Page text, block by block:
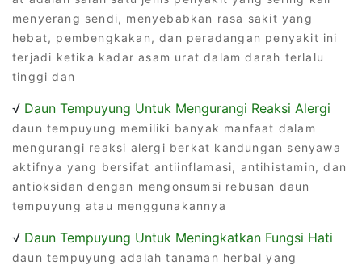
menyerang sendi, menyebabkan rasa sakit yang
hebat, pembengkakan, dan peradangan penyakit ini
terjadi ketika kadar asam urat dalam darah terlalu
tinggi dan
√ Daun Tempuyung Untuk Mengurangi Reaksi Alergi
daun tempuyung memiliki banyak manfaat dalam
mengurangi reaksi alergi berkat kandungan senyawa
aktifnya yang bersifat antiinflamasi, antihistamin, dan
antioksidan dengan mengonsumsi rebusan daun
tempuyung atau menggunakannya
√ Daun Tempuyung Untuk Meningkatkan Fungsi Hati
daun tempuyung adalah tanaman herbal yang